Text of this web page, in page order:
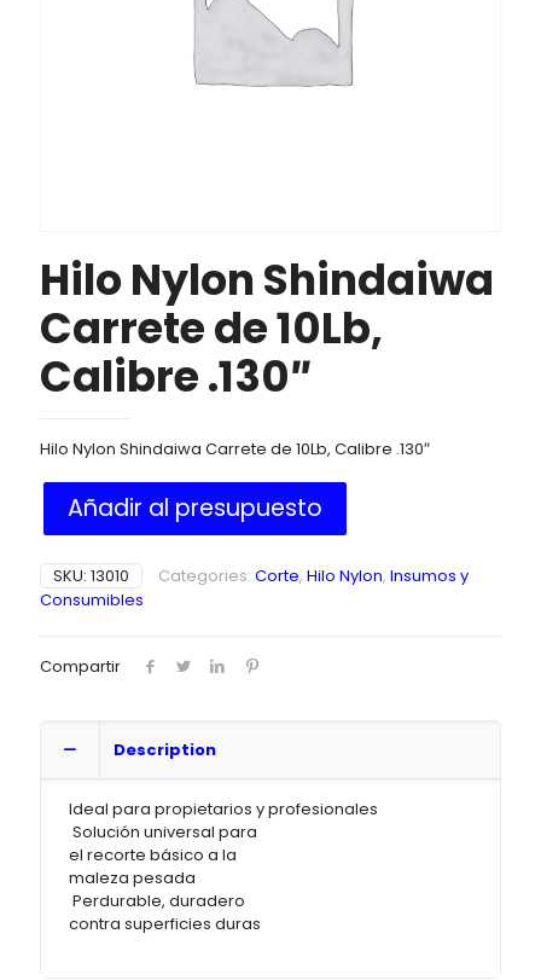
Hilo Nylon Shindaiwa
Carrete de 10Lb,
Calibre .130″
Hilo Nylon Shindaiwa Carrete de 10Lb, Calibre .130″
Añadir al presupuesto
SKU: 13010 Categories: Corte, Hilo Nylon, Insumos y
Consumibles
Compartir
Description
Ideal para propietarios y profesionales
 Solución universal para
el recorte básico a la
maleza pesada
 Perdurable, duradero
contra superficies duras